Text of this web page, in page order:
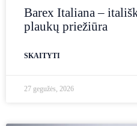
Barex Italiana –
plaukų priežiūra
SKAITYTI
27 gegužės, 2026